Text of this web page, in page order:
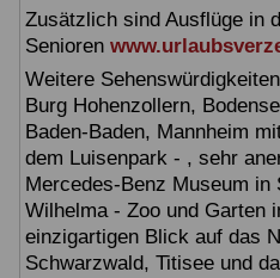
Zusätzlich sind Ausflüge in
Senioren
Weitere
Burg Hohenzollern,
Baden-Baden, Mannheim
dem Luisenpark - , sehr
Mercedes-Benz Museum
Wilhelma - Zoo und Garten
einzigartigen Blick auf das
Schwarzwald, Titisee und